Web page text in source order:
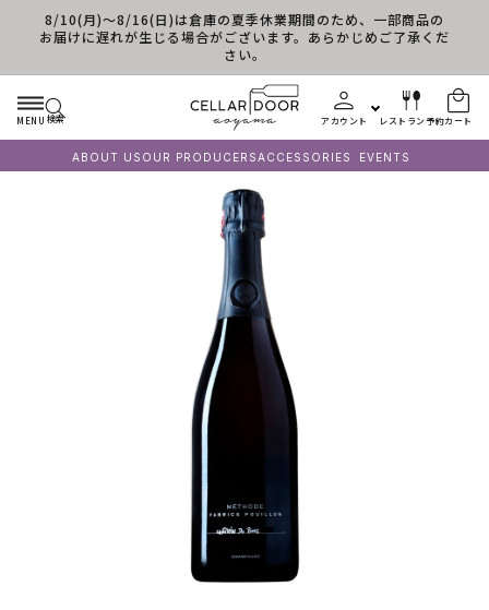
コンテンツに進む
8/10(月)～8/16(日)は倉庫の夏季休業期間のため、一部商品の
お届けに遅れが生じる場合がございます。あらかじめご了承くだ
さい。
MENU 検索 アカウント レストラン予約カート
ABOUT US OUR PRODUCERSACCESSORIES EVENTS